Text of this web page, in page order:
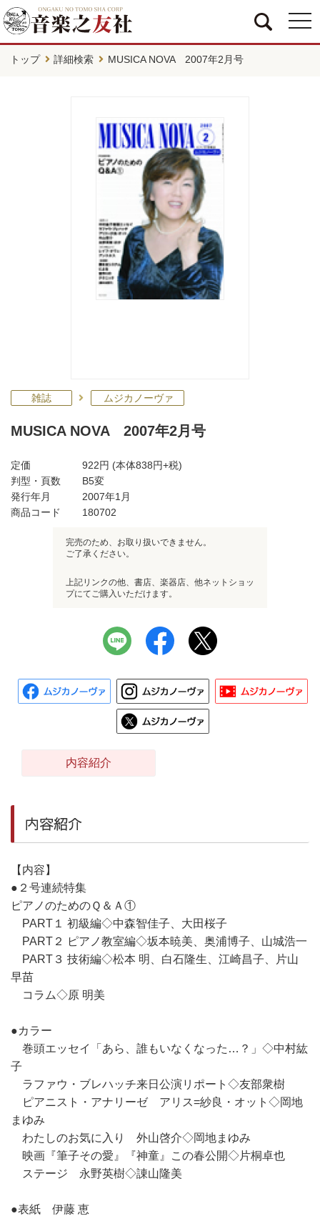
トップ 詳細検索 MUSICA NOVA 2007年2月号
雑誌 ムジカノーヴァ
MUSICA NOVA 2007年2月号
定価 922円 (本体838円+税)
判型・頁数
B5変
発行年月
2007年1月
商品コード
180702
完売のため、お取り扱いできません。
ご了承ください。
上記リンクの他、書店、楽器店、他ネットショッ
プにてご購入いただけます。
内容紹介
内容紹介
【内容】
●２号連続特集
ピアノのためのＱ＆Ａ①
PART１ 初級編◇中森智佳子、大田桜子
PART２ ピアノ教室編◇坂本暁美、奥浦博子、山城浩一
PART３ 技術編◇松本 明、白石隆生、江崎昌子、片山
早苗
コラム◇原 明美
●カラー
巻頭エッセイ「あら、誰もいなくなった…？」◇中村紘
子
ラファウ・ブレハッチ来日公演リポート◇友部衆樹
ピアニスト・アナリーゼ アリス=紗良・オット◇岡地
まゆみ
わたしのお気に入り 外山啓介◇岡地まゆみ
映画『筆子その愛』『神童』この春公開◇片桐卓也
ステージ 永野英樹◇諌山隆美
●表紙 伊藤 恵